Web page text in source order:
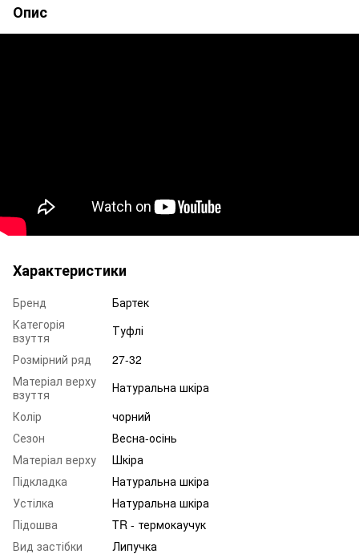
Опис
Характеристики
Бренд
Бартек
Категорія
взуття
Туфлі
Розмірний ряд
27-32
Матеріал верху
взуття
Натуральна шкіра
Колір
чорний
Сезон
Весна-осінь
Матеріал верху
Шкіра
Підкладка
Натуральна шкіра
Устілка
Натуральна шкіра
Підошва
TR - термокаучук
Вид застібки
Липучка